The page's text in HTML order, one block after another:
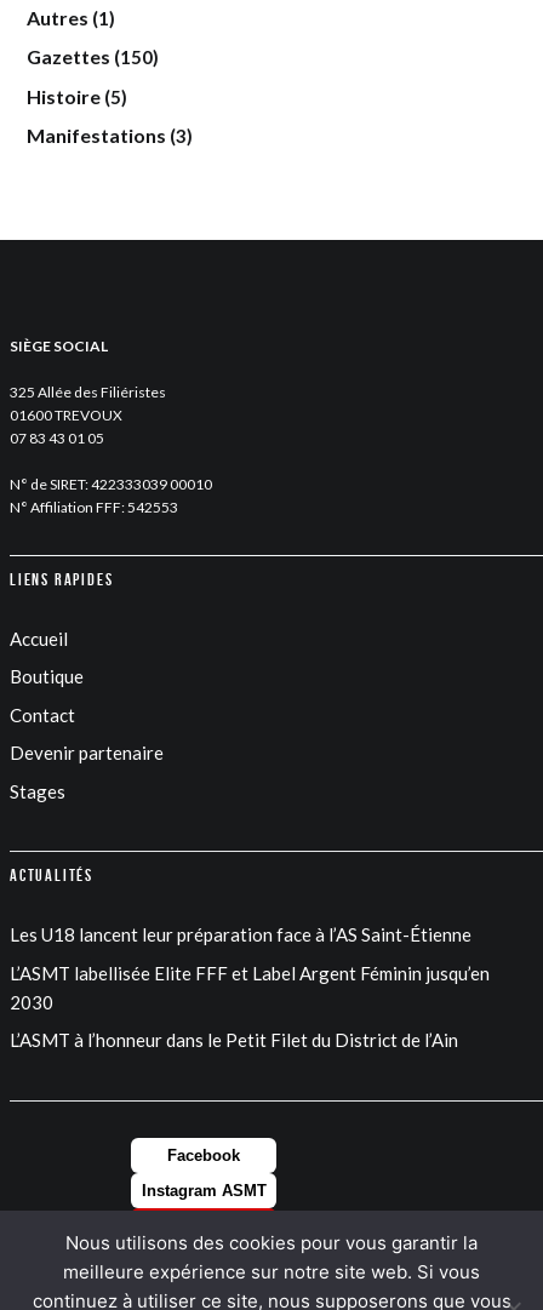
Autres (1)
Gazettes (150)
Histoire (5)
Manifestations (3)
SIÈGE SOCIAL
325 Allée des Filiéristes
01600 TREVOUX
07 83 43 01 05
N° de SIRET: 422333039 00010
N° Affiliation FFF: 542553
Liens rapides
Accueil
Boutique
Contact
Devenir partenaire
Stages
Actualités
Les U18 lancent leur préparation face à l’AS Saint-Étienne
L’ASMT labellisée Elite FFF et Label Argent Féminin jusqu’en
2030
L’ASMT à l’honneur dans le Petit Filet du District de l’Ain
Facebook
Instagram ASMT
LinkedIn
Nous utilisons des cookies pour vous garantir la
meilleure expérience sur notre site web. Si vous
continuez à utiliser ce site, nous supposerons que vous